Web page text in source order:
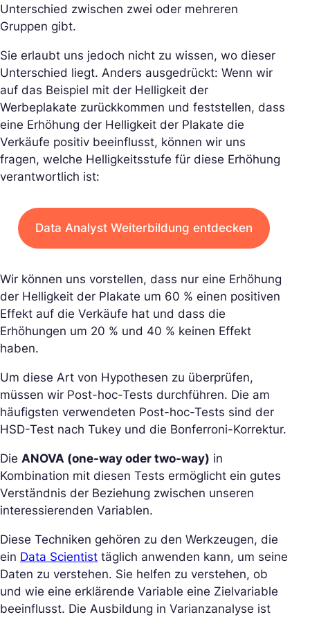
Unterschied zwischen zwei oder mehreren
Gruppen gibt.
Sie erlaubt uns jedoch nicht zu wissen, wo dieser
Unterschied liegt. Anders ausgedrückt: Wenn wir
auf das Beispiel mit der Helligkeit der
Werbeplakate zurückkommen und feststellen, dass
eine Erhöhung der Helligkeit der Plakate die
Verkäufe positiv beeinflusst, können wir uns
fragen, welche Helligkeitsstufe für diese Erhöhung
verantwortlich ist:
Data Analyst Weiterbildung entdecken
Wir können uns vorstellen, dass nur eine Erhöhung
der Helligkeit der Plakate um 60 % einen positiven
Effekt auf die Verkäufe hat und dass die
Erhöhungen um 20 % und 40 % keinen Effekt
haben.
Um diese Art von Hypothesen zu überprüfen,
müssen wir Post-hoc-Tests durchführen. Die am
häufigsten verwendeten Post-hoc-Tests sind der
HSD-Test nach Tukey und die Bonferroni-Korrektur.
Die ANOVA (one-way oder two-way) in
Kombination mit diesen Tests ermöglicht ein gutes
Verständnis der Beziehung zwischen unseren
interessierenden Variablen.
Diese Techniken gehören zu den Werkzeugen, die
ein Data Scientist täglich anwenden kann, um seine
Daten zu verstehen. Sie helfen zu verstehen, ob
und wie eine erklärende Variable eine Zielvariable
beeinflusst. Die Ausbildung in Varianzanalyse ist